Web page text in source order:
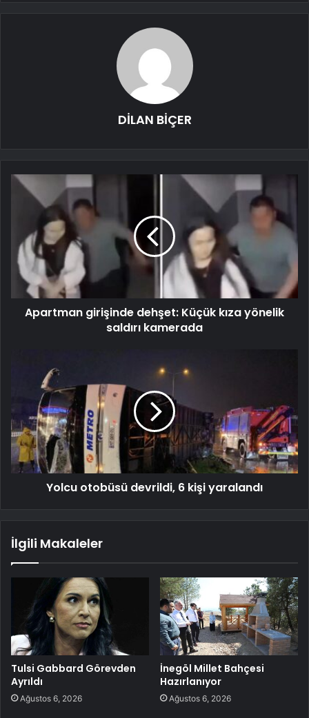
DİLAN BİÇER
Apartman girişinde dehşet: Küçük kıza yönelik
saldırı kamerada
Yolcu otobüsü devrildi, 6 kişi yaralandı
İlgili Makaleler
Tulsi Gabbard Görevden
Ayrıldı
Ağustos 6, 2026
İnegöl Millet Bahçesi
Hazırlanıyor
Ağustos 6, 2026